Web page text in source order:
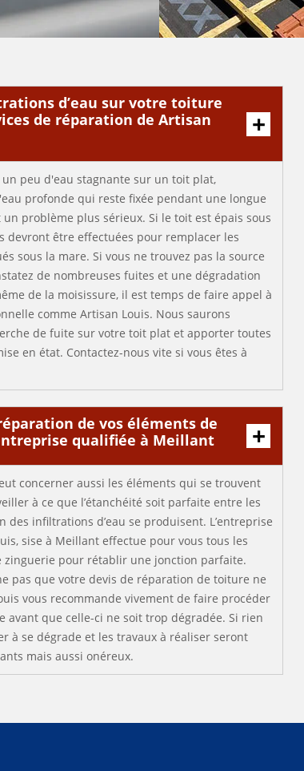
d’eau sur votre toiture
de réparation de Artisan
un peu d'eau stagnante sur un toit plat,
profonde qui reste fixée pendant une longue
problème plus sérieux. Si le toit est épais sous
devront être effectuées pour remplacer les
sous la mare. Si vous ne trouvez pas la source
de nombreuses fuites et une dégradation
de la moisissure, il est temps de faire appel à
comme Artisan Louis. Nous saurons
de fuite sur votre toit plat et apporter toutes
en état. Contactez-nous vite si vous êtes à
de vos éléments de
qualifiée à Meillant
concerner aussi les éléments qui se trouvent
à ce que l’étanchéité soit parfaite entre les
des infiltrations d’eau se produisent. L’entreprise
sise à Meillant effectue pour vous tous les
zinguerie pour rétablir une jonction parfaite.
pas que votre devis de réparation de toiture ne
vous recommande vivement de faire procéder
avant que celle-ci ne soit trop dégradée. Si rien
à se dégrade et les travaux à réaliser seront
mais aussi onéreux.